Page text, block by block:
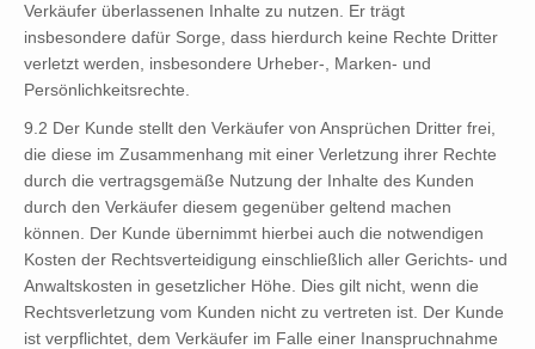
Verkäufer überlassenen Inhalte zu nutzen. Er trägt
insbesondere dafür Sorge, dass hierdurch keine Rechte Dritter
verletzt werden, insbesondere Urheber-, Marken- und
Persönlichkeitsrechte.
9.2 Der Kunde stellt den Verkäufer von Ansprüchen Dritter frei,
die diese im Zusammenhang mit einer Verletzung ihrer Rechte
durch die vertragsgemäße Nutzung der Inhalte des Kunden
durch den Verkäufer diesem gegenüber geltend machen
können. Der Kunde übernimmt hierbei auch die notwendigen
Kosten der Rechtsverteidigung einschließlich aller Gerichts- und
Anwaltskosten in gesetzlicher Höhe. Dies gilt nicht, wenn die
Rechtsverletzung vom Kunden nicht zu vertreten ist. Der Kunde
ist verpflichtet, dem Verkäufer im Falle einer Inanspruchnahme